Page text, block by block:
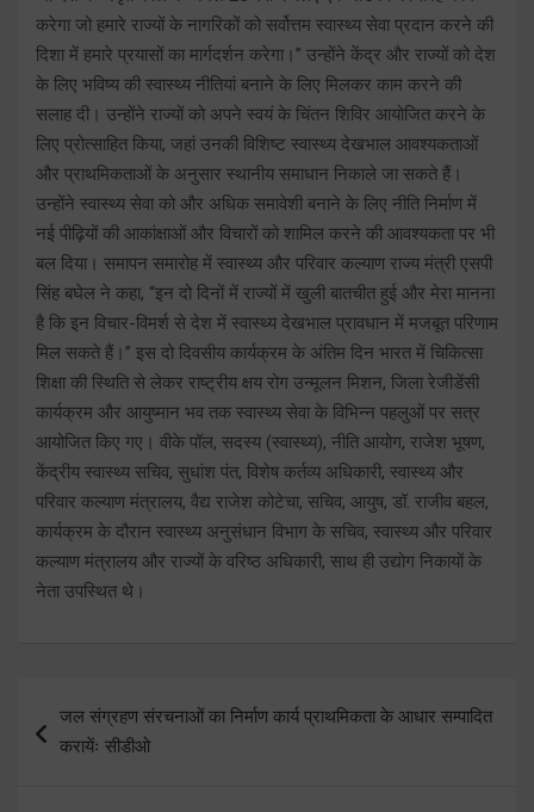
करेगा जो हमारे राज्यों के नागरिकों को सर्वोत्तम स्वास्थ्य सेवा प्रदान करने की
दिशा में हमारे प्रयासों का मार्गदर्शन करेगा।” उन्होंने केंद्र और राज्यों को देश
के लिए भविष्य की स्वास्थ्य नीतियां बनाने के लिए मिलकर काम करने की
सलाह दी। उन्होंने राज्यों को अपने स्वयं के चिंतन शिविर आयोजित करने के
लिए प्रोत्साहित किया, जहां उनकी विशिष्ट स्वास्थ्य देखभाल आवश्यकताओं
और प्राथमिकताओं के अनुसार स्थानीय समाधान निकाले जा सकते हैं।
उन्होंने स्वास्थ्य सेवा को और अधिक समावेशी बनाने के लिए नीति निर्माण में
नई पीढ़ियों की आकांक्षाओं और विचारों को शामिल करने की आवश्यकता पर भी
बल दिया। समापन समारोह में स्वास्थ्य और परिवार कल्याण राज्य मंत्री एसपी
सिंह बघेल ने कहा, “इन दो दिनों में राज्यों में खुली बातचीत हुई और मेरा मानना
है कि इन विचार-विमर्श से देश में स्वास्थ्य देखभाल प्रावधान में मजबूत परिणाम
मिल सकते हैं।” इस दो दिवसीय कार्यक्रम के अंतिम दिन भारत में चिकित्सा
शिक्षा की स्थिति से लेकर राष्ट्रीय क्षय रोग उन्मूलन मिशन, जिला रेजीडेंसी
कार्यक्रम और आयुष्मान भव तक स्वास्थ्य सेवा के विभिन्न पहलुओं पर सत्र
आयोजित किए गए। वीके पॉल, सदस्य (स्वास्थ्य), नीति आयोग, राजेश भूषण,
केंद्रीय स्वास्थ्य सचिव, सुधांश पंत, विशेष कर्तव्य अधिकारी, स्वास्थ्य और
परिवार कल्याण मंत्रालय, वैद्य राजेश कोटेचा, सचिव, आयुष, डॉ. राजीव बहल,
कार्यक्रम के दौरान स्वास्थ्य अनुसंधान विभाग के सचिव, स्वास्थ्य और परिवार
कल्याण मंत्रालय और राज्यों के वरिष्ठ अधिकारी, साथ ही उद्योग निकायों के
नेता उपस्थित थे।
navigation
जल संग्रहण संरचनाओं का निर्माण कार्य प्राथमिकता के आधार सम्पादित
करायेंः सीडीओ